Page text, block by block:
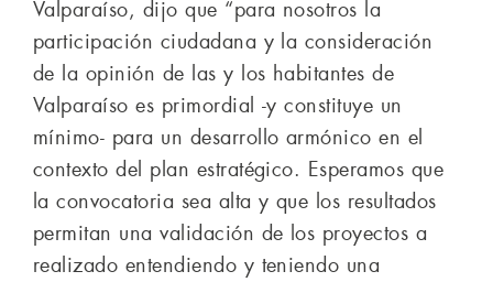
Valparaíso, dijo que “para nosotros la
participación ciudadana y la consideración
de la opinión de las y los habitantes de
Valparaíso es primordial -y constituye un
mínimo- para un desarrollo armónico en el
contexto del plan estratégico. Esperamos que
la convocatoria sea alta y que los resultados
permitan una validación de los proyectos a
realizado entendiendo y teniendo una